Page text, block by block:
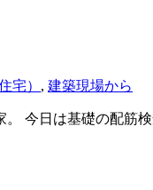
宅） , 建築現場から
今日は基礎の配筋